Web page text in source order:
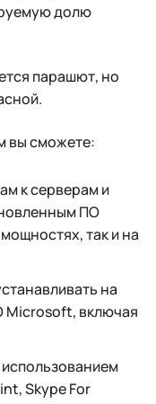
долю
парашют, но
вы сможете:
к серверам и
ПО
так и на
на
Microsoft, включая
Skype For